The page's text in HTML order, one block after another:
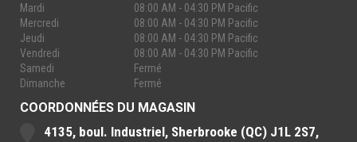
Mardi
08:00 AM - 04:30 PM Pacific
Mercredi
08:00 AM - 04:30 PM Pacific
Jeudi
08:00 AM - 04:30 PM Pacific
Vendredi
08:00 AM - 04:30 PM Pacific
Samedi
Fermé
Dimanche
Fermé
COORDONNÉES DU MAGASIN
4135, boul. Industriel, Sherbrooke (QC) J1L 2S7,